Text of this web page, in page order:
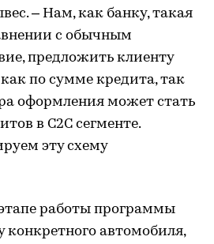
– Нам, как банку, такая
с обычным
предложить клиенту
по сумме кредита, так
оформления может стать
в С2С сегменте.
эту схему
работы программы
конкретного автомобиля,